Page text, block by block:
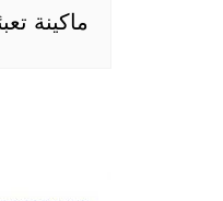
ماكينة